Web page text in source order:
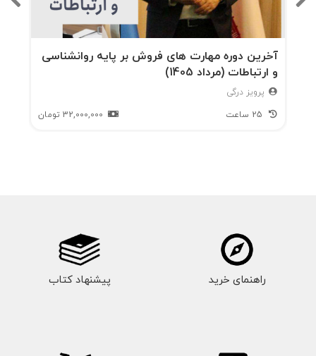
فصل یازدهم : محل فروشگاه – تجزیه و
فصل دوازدهم : کالا و مدیریت بسته بندی
فصل سیزدهم : قیمت گذاری مورد مطالعه
: آمازون
آخرین دوره مهارت های فروش بر پایه روانشناسی
و ارتباطات (مرداد 1405)
پرویز درگی
32,000,000 تومان
راهنمای خرید پیشنهاد کتاب